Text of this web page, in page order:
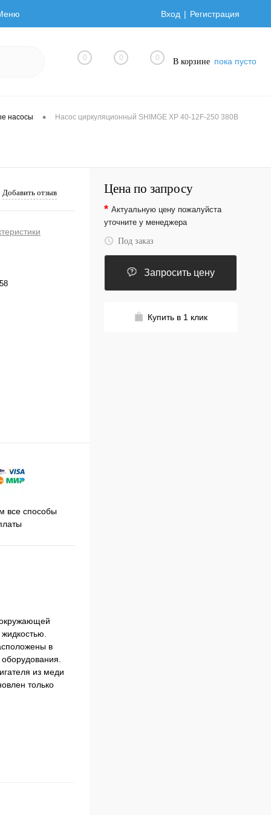
Вход Регистрация
0 0 0 В корзине пока пусто
насосы • Насос циркуляционный SHIMGE XP 40-12F-250 380В
Добавить отзыв
все способы
в
из меди
только
Цена по запросу
* Актуальную цену пожалуйста
уточните у менеджера
Под заказ
Запросить цену
Купить в 1 клик